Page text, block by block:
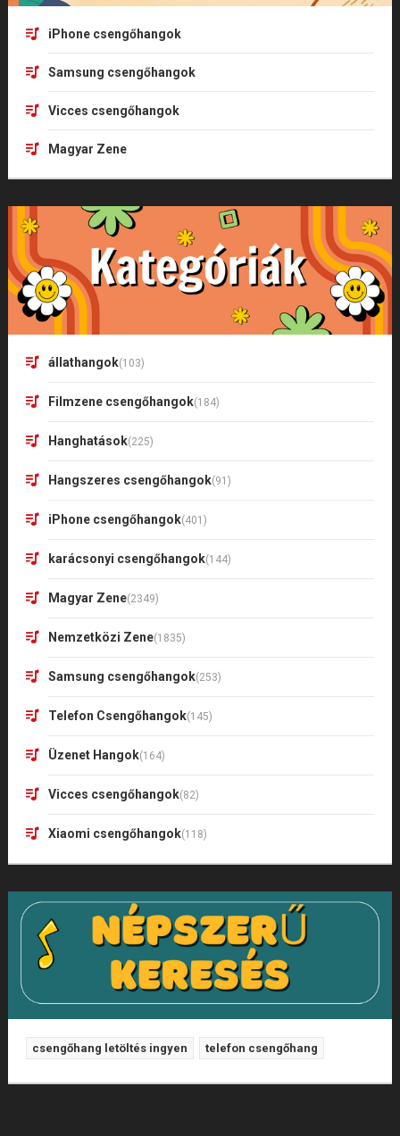
iPhone csengőhangok
Samsung csengőhangok
Vicces csengőhangok
Magyar Zene
állathangok(103)
Filmzene csengőhangok(184)
Hanghatások(225)
Hangszeres csengőhangok(91)
iPhone csengőhangok(401)
karácsonyi csengőhangok(144)
Magyar Zene(2349)
Nemzetközi Zene(1835)
Samsung csengőhangok(253)
Telefon Csengőhangok(145)
Üzenet Hangok(164)
Vicces csengőhangok(82)
Xiaomi csengőhangok(118)
csengőhang letöltés ingyen telefon csengőhang